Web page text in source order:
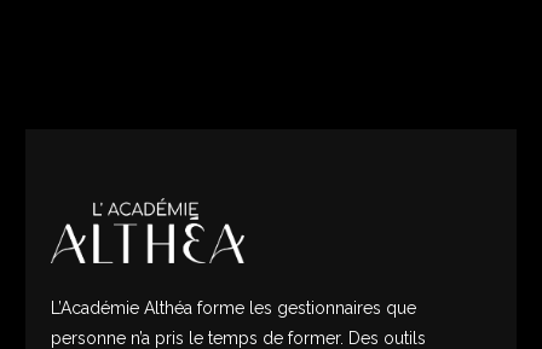
L’Académie Althéa forme les gestionnaires que
personne n’a pris le temps de former. Des outils